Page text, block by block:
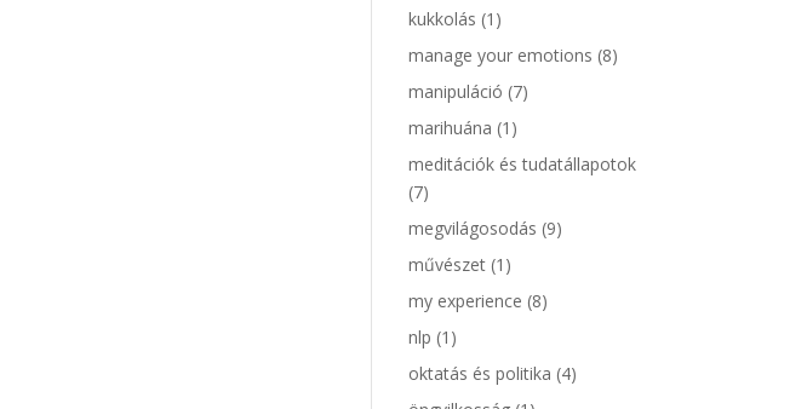
kukkolás (1)
manage your emotions (8)
manipuláció (7)
marihuána (1)
meditációk és tudatállapotok
(7)
megvilágosodás (9)
művészet (1)
my experience (8)
nlp (1)
oktatás és politika (4)